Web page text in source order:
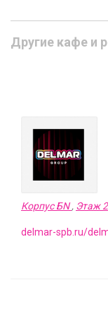
Другие кафе и
Корпус БN, Этаж 2
delmar-spb.ru/